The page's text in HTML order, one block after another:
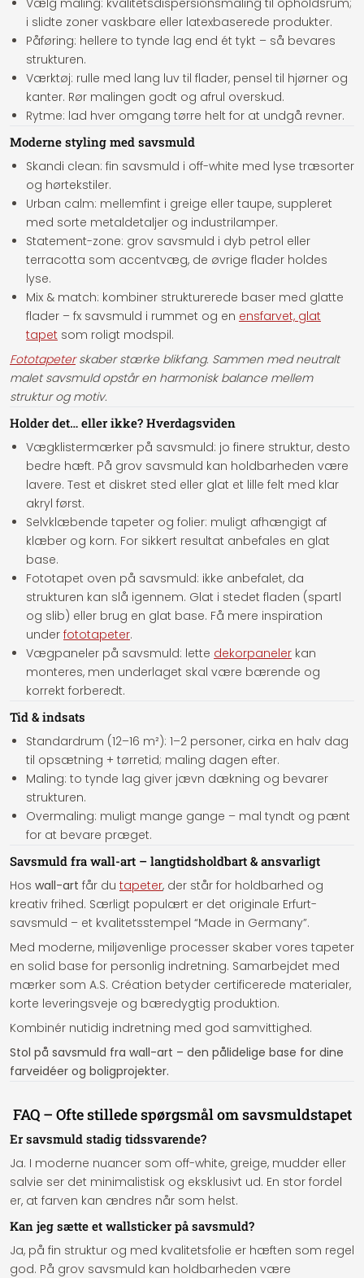
Vælg maling: kvalitetsdispersionsmaling til opholdsrum;
i slidte zoner vaskbare eller latexbaserede produkter.
Påføring: hellere to tynde lag end ét tykt – så bevares
strukturen.
Værktøj: rulle med lang luv til flader, pensel til hjørner og
kanter. Rør malingen godt og afrul overskud.
Rytme: lad hver omgang tørre helt for at undgå revner.
Moderne styling med savsmuld
Skandi clean: fin savsmuld i off-white med lyse træsorter
og hørtekstiler.
Urban calm: mellemfint i greige eller taupe, suppleret
med sorte metaldetaljer og industrilamper.
Statement-zone: grov savsmuld i dyb petrol eller
terracotta som accentvæg, de øvrige flader holdes
lyse.
Mix & match: kombiner strukturerede baser med glatte
flader – fx savsmuld i rummet og en ensfarvet, glat
tapet som roligt modspil.
Fototapeterskaber stærke blikfang. Sammen med neutralt
malet savsmuld opstår en harmonisk balance mellem
struktur og motiv.
Holder det… eller ikke? Hverdagsviden
Vægklistermærker på savsmuld: jo finere struktur, desto
bedre hæft. På grov savsmuld kan holdbarheden være
lavere. Test et diskret sted eller glat et lille felt med klar
akryl først.
Selvklæbende tapeter og folier: muligt afhængigt af
klæber og korn. For sikkert resultat anbefales en glat
base.
Fototapet oven på savsmuld: ikke anbefalet, da
strukturen kan slå igennem. Glat i stedet fladen (spartl
og slib) eller brug en glat base. Få mere inspiration
under fototapeter.
Vægpaneler på savsmuld: lette dekorpaneler kan
monteres, men underlaget skal være bærende og
korrekt forberedt.
Tid & indsats
Standardrum (12–16 m²): 1–2 personer, cirka en halv dag
til opsætning + tørretid; maling dagen efter.
Maling: to tynde lag giver jævn dækning og bevarer
strukturen.
Overmaling: muligt mange gange – mal tyndt og pænt
for at bevare præget.
Savsmuld fra wall-art – langtidsholdbart & ansvarligt
Hos wall-art får du tapeter, der står for holdbarhed og
kreativ frihed. Særligt populært er det originale Erfurt-
savsmuld – et kvalitetsstempel “Made in Germany”.
Med moderne, miljøvenlige processer skaber vores tapeter
en solid base for personlig indretning. Samarbejdet med
mærker som A.S. Création betyder certificerede materialer,
korte leveringsveje og bæredygtig produktion.
Kombinér nutidig indretning med god samvittighed.
Stol på savsmuld fra wall-art – den pålidelige base for dine
farveidéer og boligprojekter.
FAQ – Ofte stillede spørgsmål om savsmuldstapet
Er savsmuld stadig tidssvarende?
Ja. I moderne nuancer som off-white, greige, mudder eller
salvie ser det minimalistisk og eksklusivt ud. En stor fordel
er, at farven kan ændres når som helst.
Kan jeg sætte et wallsticker på savsmuld?
Ja, på fin struktur og med kvalitetsfolie er hæften som regel
god. På grov savsmuld kan holdbarheden være